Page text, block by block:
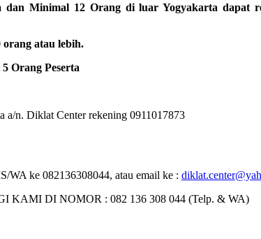
Minimal 12 Orang di luar Yogyakarta dapat
atau lebih.
Orang Peserta
a/n. Diklat Center rekening 0911017873
WA ke 082136308044, atau email ke :
DI NOMOR : 082 136 308 044 (Telp. & WA)